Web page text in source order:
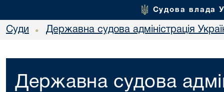
Судова влада
Суди • Державна судова адміністрація
Державна судова